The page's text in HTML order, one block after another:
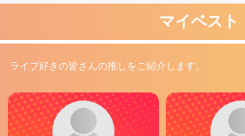
マイベスト
ライブ好きの皆さんの推しをご紹介します。